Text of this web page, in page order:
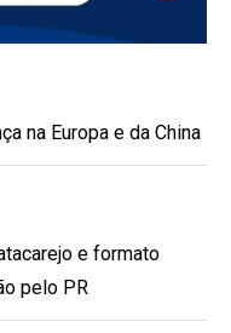
na Europa e da China
e formato
pelo PR